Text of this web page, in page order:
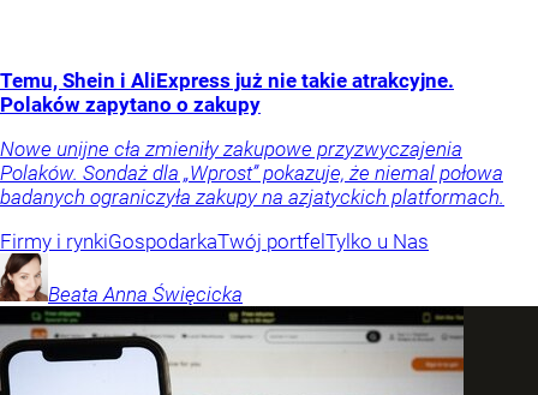
Temu, Shein i AliExpress już nie takie atrakcyjne.
Polaków zapytano o zakupy
Nowe unijne cła zmieniły zakupowe przyzwyczajenia
Polaków. Sondaż dla „Wprost” pokazuje, że niemal połowa
badanych ograniczyła zakupy na azjatyckich platformach.
Firmy i rynkiGospodarkaTwój portfel Tylko u Nas
Beata Anna Święcicka